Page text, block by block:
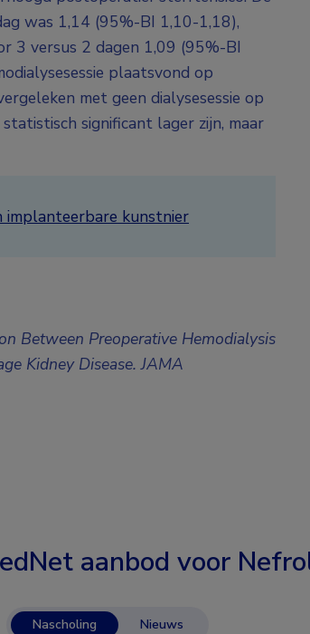
was 1,14 (95%-BI 1,10-1,18),
3 versus 2 dagen 1,09 (95%-BI
plaatsvond op
met geen dialysesessie op
significant lager zijn, maar
implanteerbare kunstnier
Between Preoperative Hemodialysis
Kidney Disease. JAMA
aanbod voor
Nascholing Nieuws